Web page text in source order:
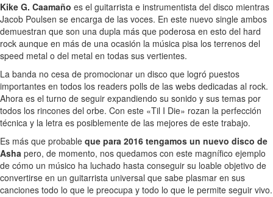
Kike G. Caamaño es el guitarrista e instrumentista del disco mientras
Jacob Poulsen se encarga de las voces. En este nuevo single ambos
demuestran que son una dupla más que poderosa en esto del hard
rock aunque en más de una ocasión la música pisa los terrenos del
speed metal o del metal en todas sus vertientes.
La banda no cesa de promocionar un disco que logró puestos
importantes en todos los readers polls de las webs dedicadas al rock.
Ahora es el turno de seguir expandiendo su sonido y sus temas por
todos los rincones del orbe. Con este «Til I Die» rozan la perfección
técnica y la letra es posiblemente de las mejores de este trabajo.
Es más que probable que para 2016 tengamos un nuevo disco de
Asha pero, de momento, nos quedamos con este magnífico ejemplo
de cómo un músico ha luchado hasta conseguir su loable objetivo de
convertirse en un guitarrista universal que sabe plasmar en sus
canciones todo lo que le preocupa y todo lo que le permite seguir vivo.